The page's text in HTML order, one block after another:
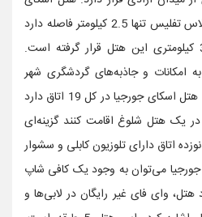
جورجیای 4 ستاره از اسپورتز پالاس تفلیس تنها 2.5 کیلومتر فاصله دارد
و پل کویین تامار در فاصله 3 کیلومتری این هتل قرار گرفته است.
امکانات و جاذبه‌های گردشگری شهر
تفلیس از هر حیث عالی است. هتل اسکای جورجیا در کل 19 اتاق دارد
یک هتل شلوغ اقامت کنند گزینه‌ای
اتاق دارای تلوزیون کابلی و سشوار
می‌توان به وجود یک کافی شاپ
وای فای غیر رایگان در لابی‌ها و